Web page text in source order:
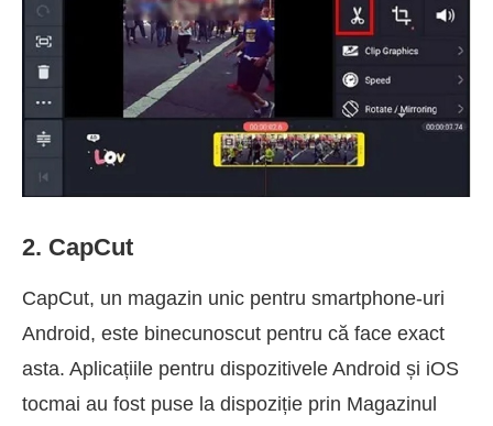
2. CapCut
CapCut, un magazin unic pentru smartphone-uri
Android, este binecunoscut pentru că face exact
asta. Aplicațiile pentru dispozitivele Android și iOS
tocmai au fost puse la dispoziție prin Magazinul